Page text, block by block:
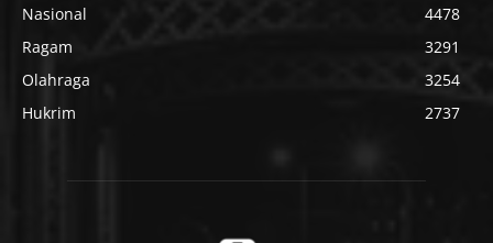
Nasional
4478
Ragam
3291
Olahraga
3254
Hukrim
2737